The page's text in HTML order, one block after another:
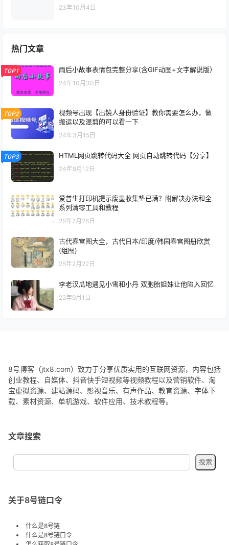
23年10月4日
热门文章
TOP1 雨后小故事表情包完整分享(含GIF动图+文字解说版）
24年10月30日
TOP2
视频号出现【出镜人身份验证】教你需要怎么办，做
搬运以及混剪的可以看一下
24年3月15日
TOP3 HTML网页跳转代码大全 网页自动跳转代码【分享】
24年9月12日
爱普生打印机提示废墨收集垫已满？附解决办法和全
系列清零工具和教程
25年7月26日
古代春宫图大全，古代日本/印度/韩国春宫图册欣赏
(组图)
25年2月22日
李老汉瓜地遇见小雪和小丹 双胞胎姐妹让他陷入回忆
22年9月1日
8号博客（jtx8.com）致力于分享优质实用的互联网资源，内容包括
创业教程、自媒体、抖音快手短视频等视频教程以及营销软件、淘
宝虚拟资源、建站源码、影视音乐、有声作品、教育资源、字体下
载、素材资源、单机游戏、软件应用、技术教程等。
文章搜索
关于8号链口令
什么是8号链
什么是8号链口令